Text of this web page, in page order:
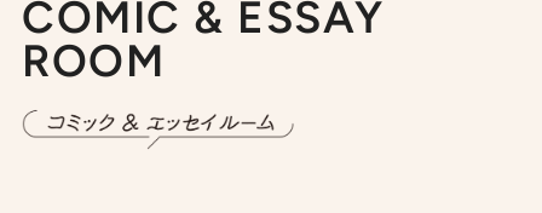
COMIC & ESSAY
ROOM